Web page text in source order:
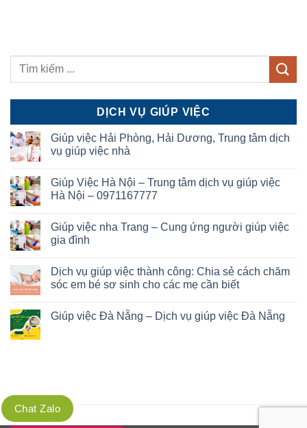
DỊCH VỤ GIÚP VIỆC
Giúp việc Hải Phòng, Hải Dương, Trung tâm dịch
vụ giúp việc nhà
Giúp Việc Hà Nội – Trung tâm dịch vụ giúp việc
Hà Nội – 0971167777
Giúp việc nha Trang – Cung ứng người giúp việc
gia đình
Dịch vụ giúp việc thành công: Chia sẻ cách chăm
sóc em bé sơ sinh cho các mẹ cần biết
Giúp việc Đà Nẵng – Dịch vụ giúp việc Đà Nẵng
Chat Zalo